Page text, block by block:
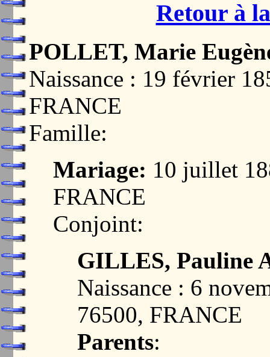
Retour à
POLLET, Marie
Naissance : 19 février
FRANCE
Famille:
Mariage: 10 juillet
FRANCE
Conjoint:
GILLES, Pauline
Naissance : 6
76500, FRANCE
Parents: